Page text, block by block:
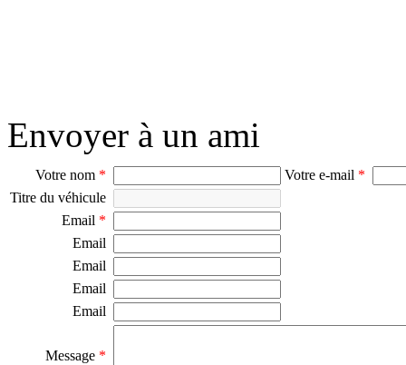
Envoyer à un ami
Votre nom * Votre e-mail *
Titre du véhicule
Email *
Email
Email
Email
Email
Message *